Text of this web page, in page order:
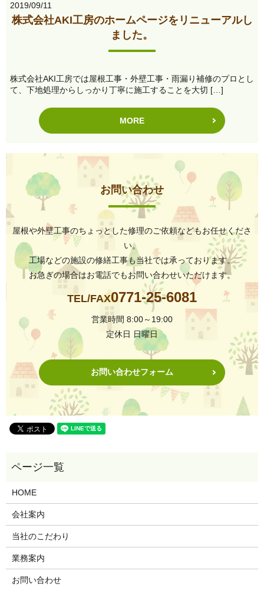
2019/09/11
株式会社AKI工房のホームページをリニューアルし
ました。
株式会社AKI工房では屋根工事・外壁工事・雨漏り補修のプロとし
て、下地処理からしっかり丁寧に施工することを大切 […]
MORE
お問い合わせ
屋根や外壁工事のちょっとした修理のご依頼などもお任せくださ
い。
工場などの施設の修繕工事も当社では承っております。
お急ぎの場合はお電話でもお問い合わせいただけます。
TEL/FAX0771-25-6081
営業時間 8:00～19:00
定休日 日曜日
お問い合わせフォーム
HOME
会社案内
当社のこだわり
業務案内
お問い合わせ